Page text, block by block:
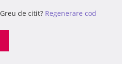
Greu de citit? Regenerare cod